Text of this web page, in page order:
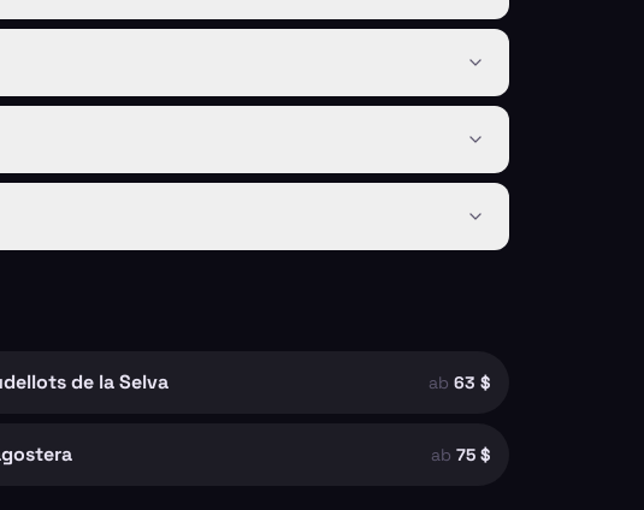
de la Selva ab 63 $
ab 75 $